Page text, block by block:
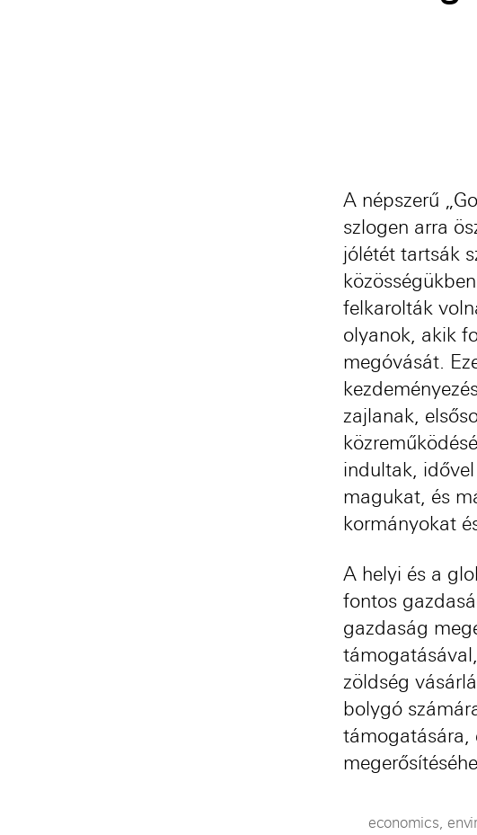
A népszerű
szlogen arra
jólétét tartsák
felkarolták
olyanok, akik
megóvását.
zajlanak,
indultak,
magukat, és
kormányokat
A helyi és a
fontos
gazdaság
zöldség
bolygó
támogatására,
economics,